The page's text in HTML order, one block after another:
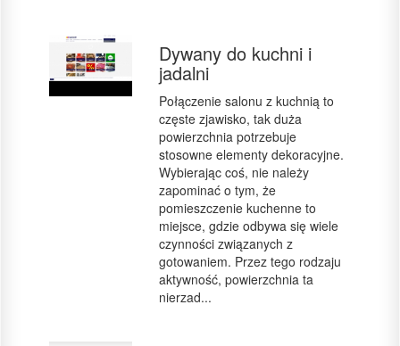
Dywany do kuchni i
jadalni
Połączenie salonu z kuchnią to
częste zjawisko, tak duża
powierzchnia potrzebuje
stosowne elementy dekoracyjne.
Wybierając coś, nie należy
zapominać o tym, że
pomieszczenie kuchenne to
miejsce, gdzie odbywa się wiele
czynności związanych z
gotowaniem. Przez tego rodzaju
aktywność, powierzchnia ta
nierzad...